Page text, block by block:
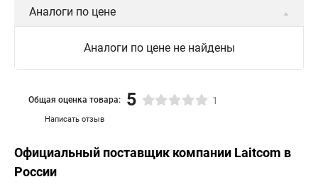
Аналоги по цене
Аналоги по цене не найдены
Написать отзыв
Общая оценка товара: 5 1
Официальный поставщик компании Laitcom в
России